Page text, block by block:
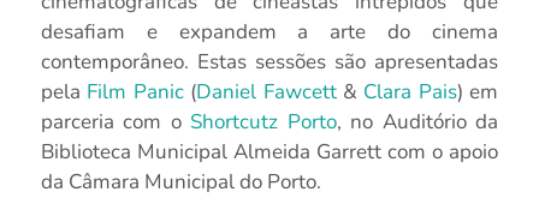
desafiam e expandem a arte do cinema
contemporâneo. Estas sessões são apresentadas
pela Film Panic(Daniel Fawcett& Clara Pais) em
parceria com o Shortcutz Porto, no Auditório da
Biblioteca Municipal Almeida Garrett com o apoio
da Câmara Municipal do Porto.